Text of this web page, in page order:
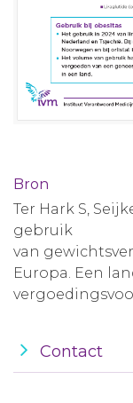
Bron
Ter Hark S,
gebruik
van
Europa. Een
Contact